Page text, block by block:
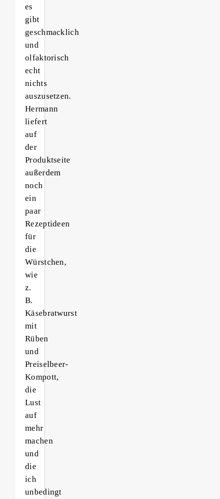
es
gibt
geschmacklich
und
olfaktorisch
echt
nichts
auszusetzen.
Hermann
liefert
auf
der
Produktseite
außerdem
noch
ein
paar
Rezeptideen
für
die
Würstchen,
wie
z.
B.
Käsebratwurst
mit
Rüben
und
Preiselbeer-
Kompott,
die
Lust
auf
mehr
machen
und
die
ich
unbedingt